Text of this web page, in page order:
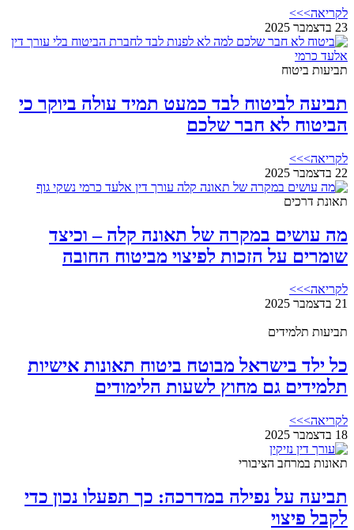
לקריאה>>>
23 בדצמבר 2025
תביעות ביטוח
תביעה לביטוח לבד כמעט תמיד עולה ביוקר כי
הביטוח לא חבר שלכם
לקריאה>>>
22 בדצמבר 2025
תאונת דרכים
מה עושים במקרה של תאונה קלה – וכיצד
שומרים על הזכות לפיצוי מביטוח החובה
לקריאה>>>
21 בדצמבר 2025
תביעות תלמידים
כל ילד בישראל מבוטח ביטוח תאונות אישיות
תלמידים גם מחוץ לשעות הלימודים
לקריאה>>>
18 בדצמבר 2025
תאונות במרחב הציבורי
תביעה על נפילה במדרכה: כך תפעלו נכון כדי
לקבל פיצוי